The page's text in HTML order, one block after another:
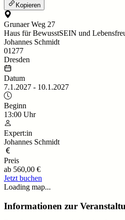
Kopieren
Grunaer Weg 27
Haus für BewusstSEIN und
Johannes Schmidt
01277
Dresden
Datum
7.1.2027 - 10.1.2027
Beginn
13:00 Uhr
Expert:in
Johannes Schmidt
Preis
ab 560,00 €
Jetzt buchen
Loading map...
Informationen zur